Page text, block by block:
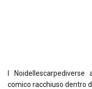
I
comico racchiuso dentro